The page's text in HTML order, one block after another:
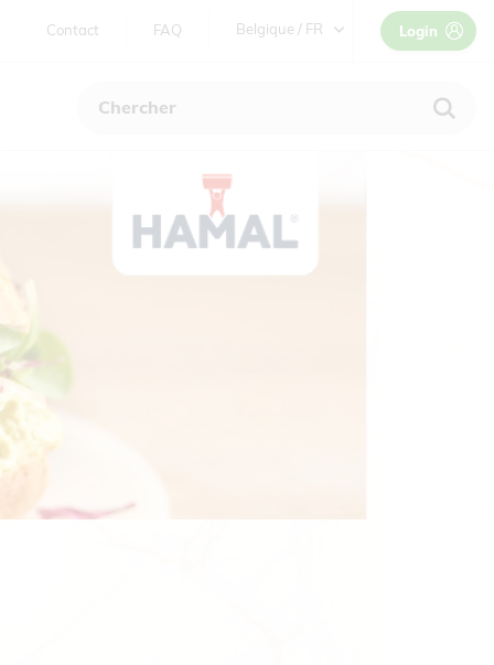
TWEEDE
Contact FAQ Belgique / FR Login